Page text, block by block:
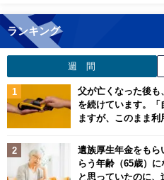
ランキング
週 間
父が亡くなった後も
を続けています。「
ますが、このまま利
遺族厚生年金をもら
らう年齢（65歳）
と思っていたのに